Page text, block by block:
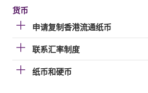
货币
申请复制香港流通纸币
联系汇率制度
纸币和硬币